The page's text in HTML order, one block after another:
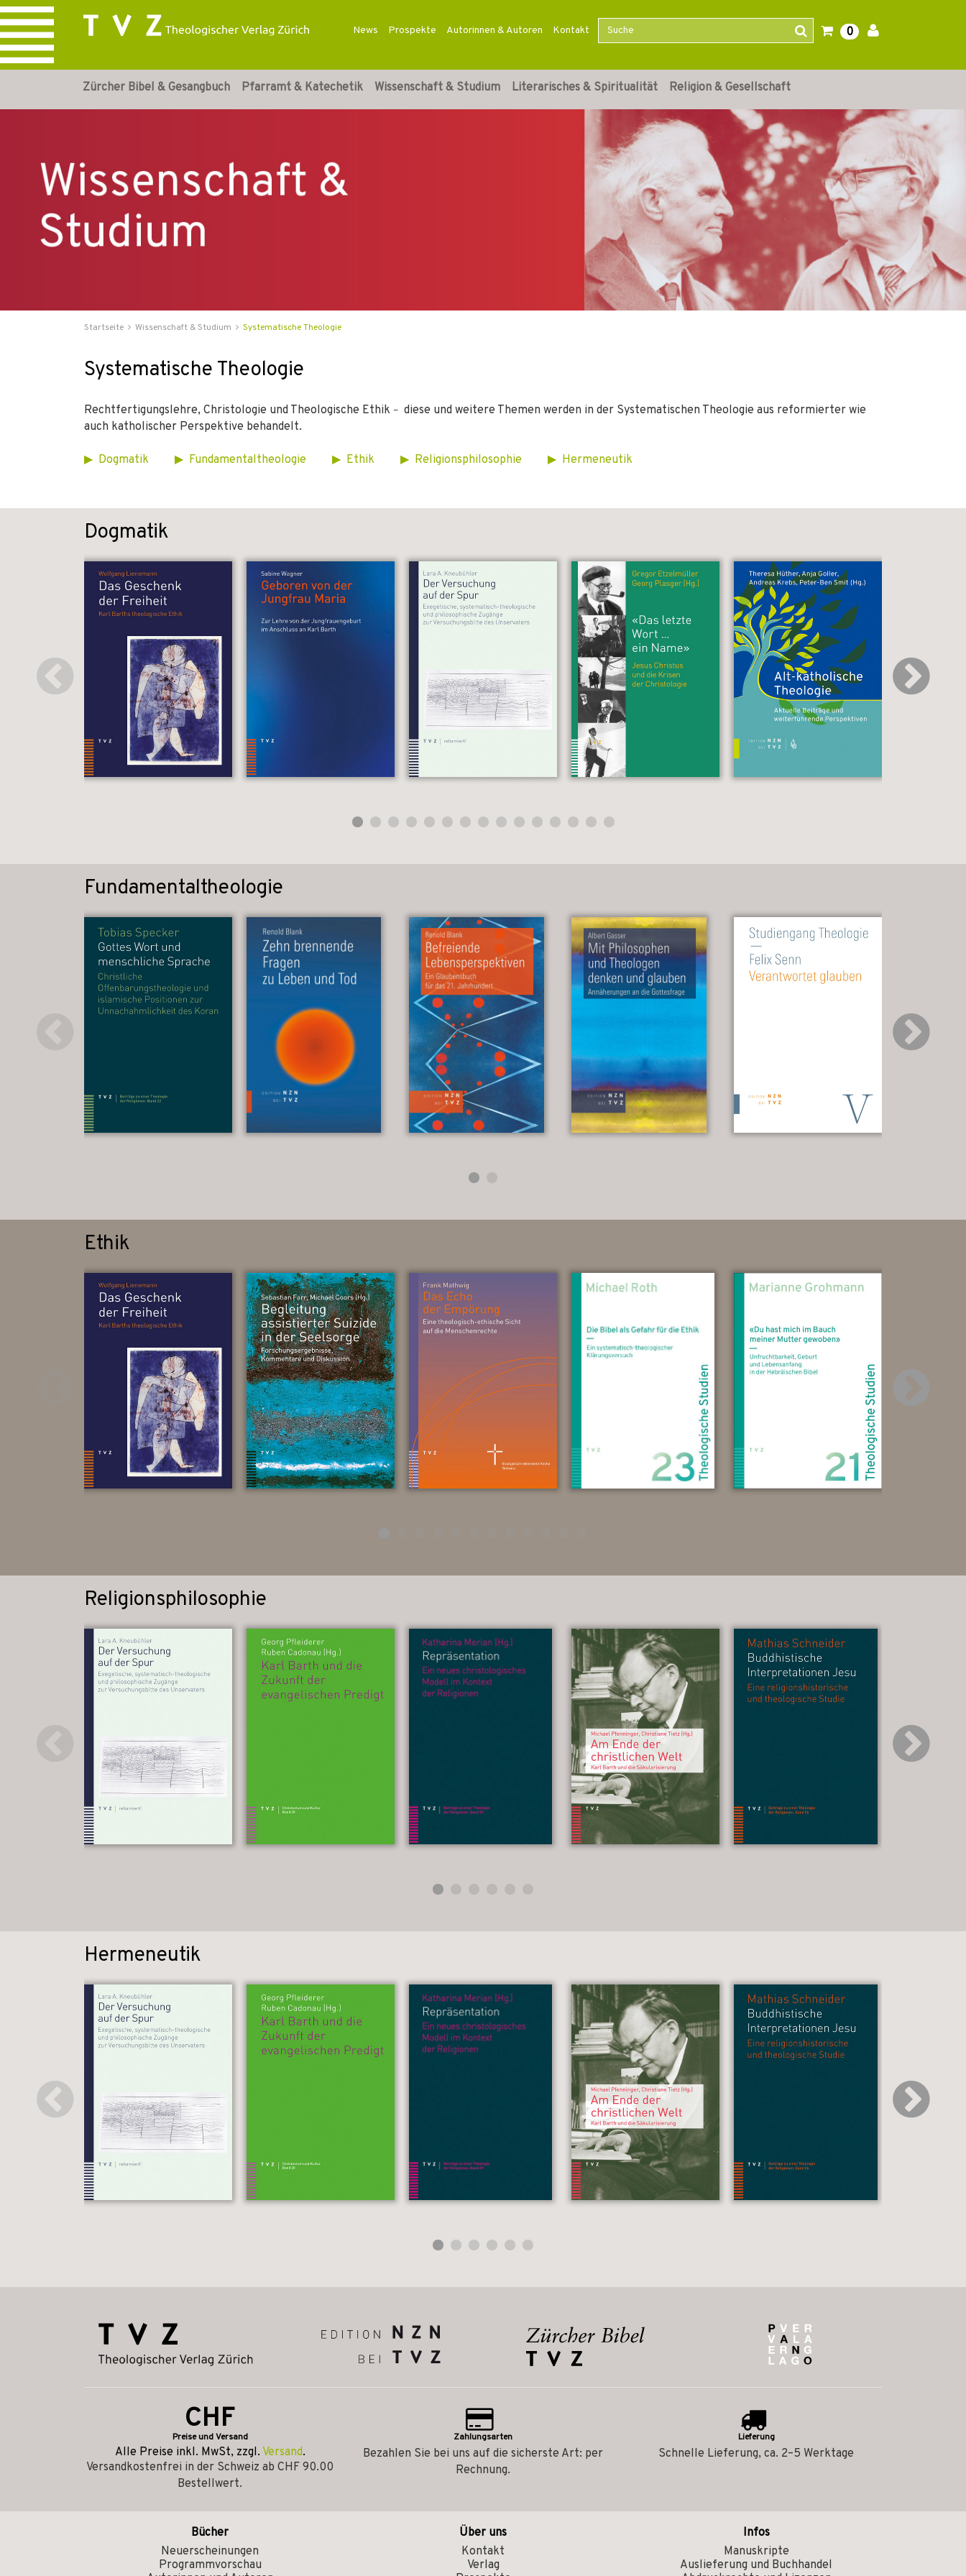
News Prospekte Autorinnen & Autoren Kontakt 0
Zürcher Bibel & Gesangbuch Pfarramt & Katechetik Wissenschaft & Studium Literarisches & Spiritualität Religion & Gesellschaft
Startseite Wissenschaft & Studium Systematische Theologie
Systematische Theologie
Rechtfertigungslehre, Christologie und Theologische Ethik – diese und weitere Themen werden in der Systematischen Theologie aus reformierter wie
auch katholischer Perspektive behandelt.
▶ Dogmatik ▶ Fundamentaltheologie ▶ Ethik ▶ Religionsphilosophie ▶ Hermeneutik
Dogmatik
Fundamentaltheologie
Ethik
Religionsphilosophie
Hermeneutik
CHF
Preise und Versand
Alle Preise inkl. MwSt, zzgl. Versand.
Versandkostenfrei in der Schweiz ab CHF 90.00
Bestellwert.
Zahlungsarten
Bezahlen Sie bei uns auf die sicherste Art: per
Rechnung.
Lieferung
Schnelle Lieferung, ca. 2–5 Werktage
Bücher
Neuerscheinungen
Programmvorschau
Über uns
Kontakt
Verlag
Infos
Manuskripte
Auslieferung und Buchhandel